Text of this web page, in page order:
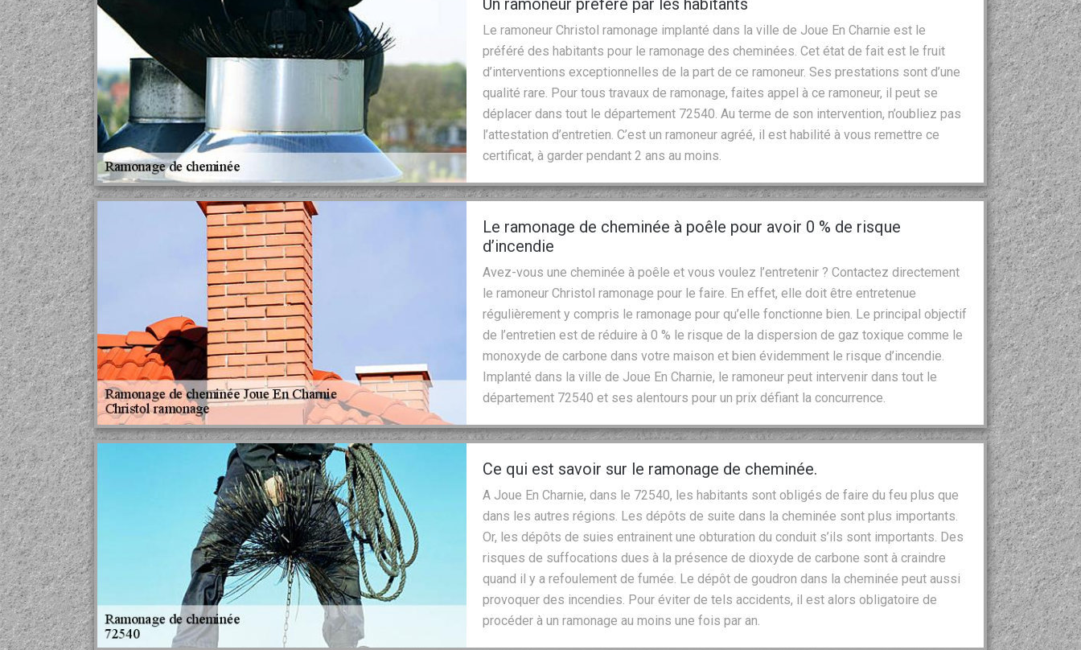
Un ramoneur préféré par les habitants
Le ramoneur Christol ramonage implanté dans la ville de Joue En Charnie est le
préféré des habitants pour le ramonage des cheminées. Cet état de fait est le fruit
d’interventions exceptionnelles de la part de ce ramoneur. Ses prestations sont d’une
qualité rare. Pour tous travaux de ramonage, faites appel à ce ramoneur, il peut se
déplacer dans tout le département 72540. Au terme de son intervention, n’oubliez pas
l’attestation d’entretien. C’est un ramoneur agréé, il est habilité à vous remettre ce
certificat, à garder pendant 2 ans au moins.
Le ramonage de cheminée à poêle pour avoir 0 % de risque
d’incendie
Avez-vous une cheminée à poêle et vous voulez l’entretenir ? Contactez directement
le ramoneur Christol ramonage pour le faire. En effet, elle doit être entretenue
régulièrement y compris le ramonage pour qu’elle fonctionne bien. Le principal objectif
de l’entretien est de réduire à 0 % le risque de la dispersion de gaz toxique comme le
monoxyde de carbone dans votre maison et bien évidemment le risque d’incendie.
Implanté dans la ville de Joue En Charnie, le ramoneur peut intervenir dans tout le
département 72540 et ses alentours pour un prix défiant la concurrence.
Ce qui est savoir sur le ramonage de cheminée.
A Joue En Charnie, dans le 72540, les habitants sont obligés de faire du feu plus que
dans les autres régions. Les dépôts de suite dans la cheminée sont plus importants.
Or, les dépôts de suies entrainent une obturation du conduit s’ils sont importants. Des
risques de suffocations dues à la présence de dioxyde de carbone sont à craindre
quand il y a refoulement de fumée. Le dépôt de goudron dans la cheminée peut aussi
provoquer des incendies. Pour éviter de tels accidents, il est alors obligatoire de
procéder à un ramonage au moins une fois par an.